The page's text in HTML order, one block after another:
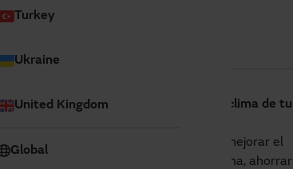
Turkey
Ukraine
United Kingdom
Global
¿Listo para optimizar el clima de tu
Si este verano quieres mejorar el
confort de tu local u oficina, ahorrar